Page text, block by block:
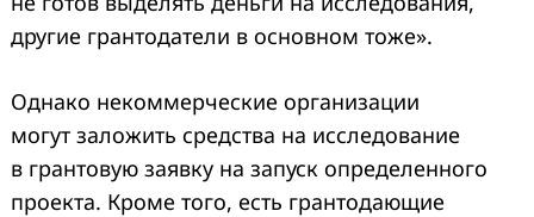
другие грантодатели в основном тоже».
Однако некоммерческие организации
могут заложить средства на исследование
в грантовую заявку на запуск определенного
проекта. Кроме того, есть грантодающие